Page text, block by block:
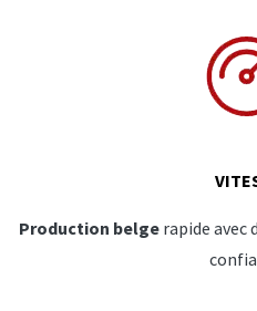
Production belge rapide avec